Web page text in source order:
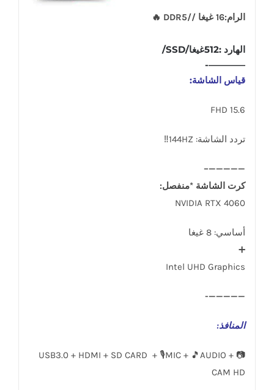
الرام:16 غيغا //DDR5 🔥
الهارد :512غيغا/SSD/
————-
قياس الشاشة:
15.6 FHD
تردد الشاشة: 144HZ‼️
—————–
كرت الشاشة *منفصل:
NVIDIA RTX 4060
أساسي: 8 غيغا
➕
Intel UHD Graphics
—————-
المنافذ:
USB3.0 + HDMI + SD CARD + 🎙️MIC + 🎵AUDIO + 📷
CAM HD